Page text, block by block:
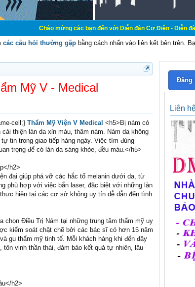
Chào mừng các bạn đến với Diễn đàn Cơ Điện - Diễn đàn Cơ
các câu hỏi thường gặp bằng cách nhấn vào liên kết bên trên.
Mỹ V - Medical
cell;} Thẩm Mỹ Viện V Medical <h5>Bị nám có
thiện làn da xỉn màu, thâm nám. Nám da không
tin trong giao tiếp hàng ngày. Việc tìm đúng
trọng để có làn da sáng khỏe, đều màu.</h5>
h2>
đại giúp phá vỡ các hắc tố melanin dưới da, từ
phù hợp với việc bắn laser, đặc biệt với những làn
hiện tại các cơ sở không uy tín dễ dẫn đến tình
chọn Điều Trị Nám tại những trung tâm thẩm mỹ uy
kiểm soát chặt chẽ bởi các bác sĩ có hơn 15 năm
gu thẩm mỹ tinh tế. Mỗi khách hàng khi đến đây
vinh thần thái, đảm bảo kết quả tự nhiên, lâu
h2>
Đăng
Liên